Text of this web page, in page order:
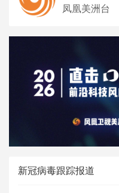
凤凰美洲台
新冠病毒跟踪报道